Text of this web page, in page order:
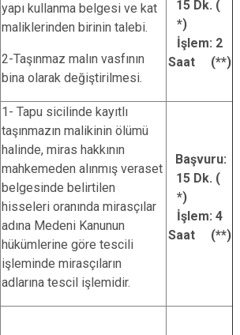
yapı kullanma belgesi ve kat
maliklerinden birinin talebi.
2-Taşınmaz malın vasfının
bina olarak değiştirilmesi.
15 Dk. (
*)
İşlem: 2
Saat (**)
1- Tapu sicilinde kayıtlı
taşınmazın malikinin ölümü
halinde, miras hakkının
mahkemeden alınmış veraset
belgesinde belirtilen
hisseleri oranında mirasçılar
adına Medeni Kanunun
hükümlerine göre tescili
işleminde mirasçıların
adlarına tescil işlemidir.
Başvuru:
15 Dk. (
*)
İşlem: 4
Saat (**)